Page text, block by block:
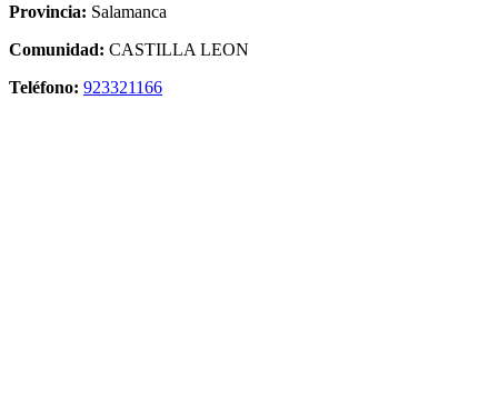
Provincia: Salamanca
Comunidad: CASTILLA LEON
Teléfono: 923321166